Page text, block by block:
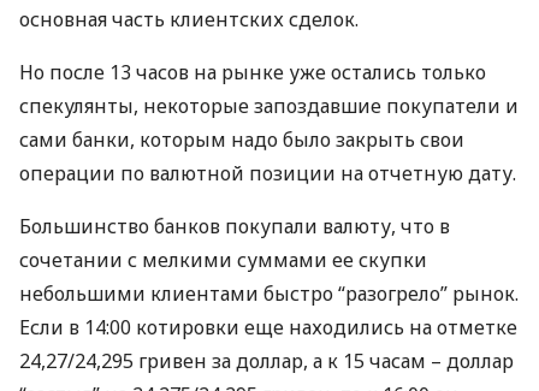
основная часть клиентских сделок.
Но после 13 часов на рынке уже остались только
спекулянты, некоторые запоздавшие покупатели и
сами банки, которым надо было закрыть свои
операции по валютной позиции на отчетную дату.
Большинство банков покупали валюту, что в
сочетании с мелкими суммами ее скупки
небольшими клиентами быстро “разогрело” рынок.
Если в 14:00 котировки еще находились на отметке
24,27/24,295 гривен за доллар, а к 15 часам – доллар